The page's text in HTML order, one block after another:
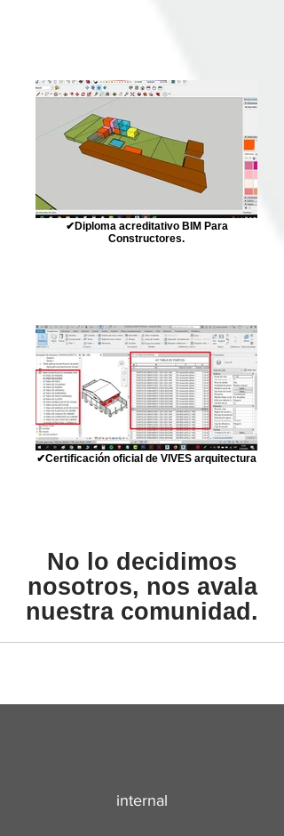
✔Diploma acreditativo BIM Para
Constructores.
✔Certificación oficial de VIVES arquitectura
No lo decidimos
nosotros, nos avala
nuestra comunidad.
internal